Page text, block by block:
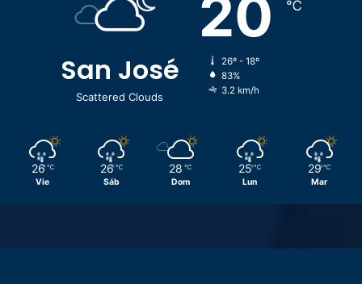
San José
Scattered Clouds
20 ℃
26º - 18º
83%
3.2 km/h
26 ℃
Vie
26 ℃
Sáb
28 ℃
Dom
25 ℃
Lun
29 ℃
Mar